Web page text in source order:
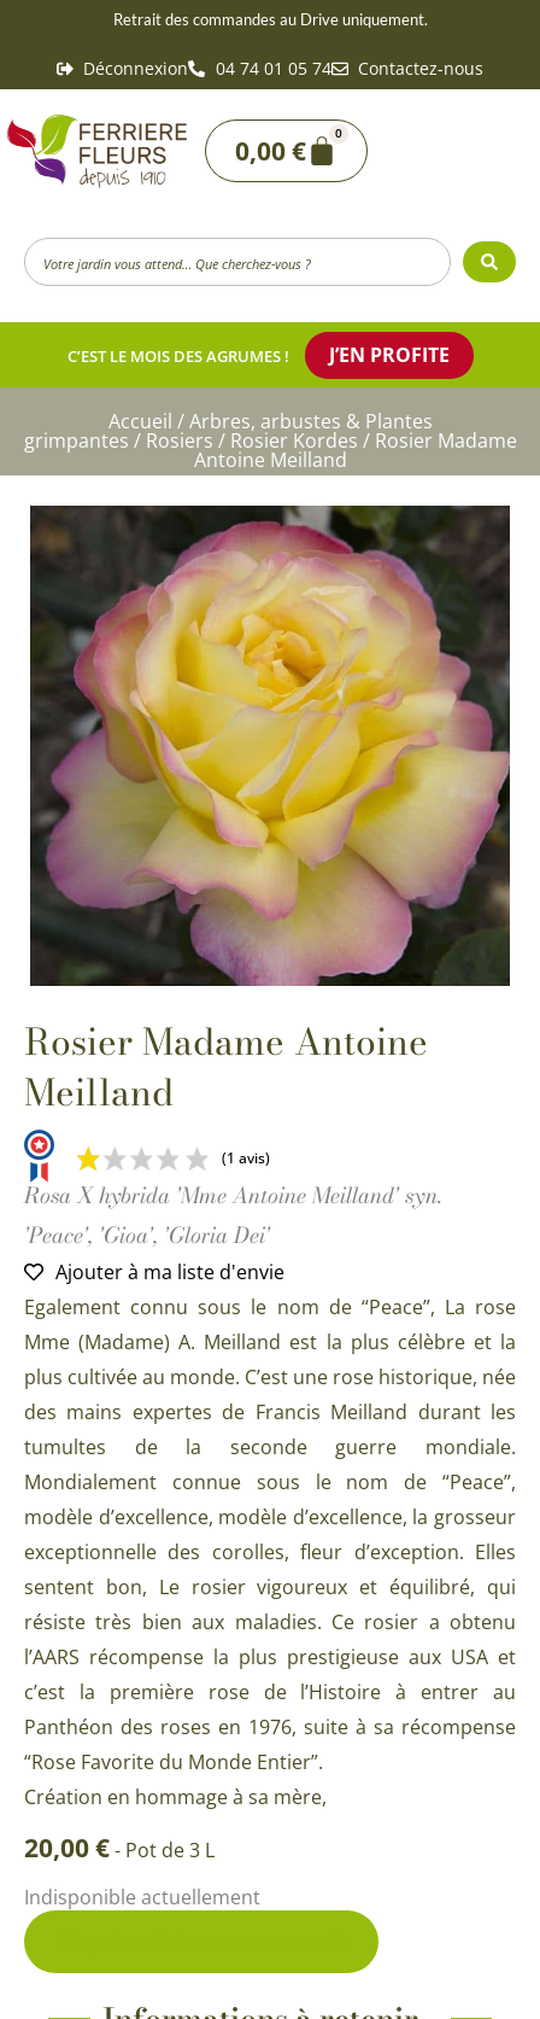
contenu
Retrait des commandes au Drive uniquement.
Déconnexion 04 74 01 05 74 Contactez-nous
0,00€
0
Panier
Search
...
C’EST LE MOIS DES AGRUMES ! J’EN PROFITE
Accueil /Arbres, arbustes & Plantes
grimpantes / Rosiers / Rosier Kordes / Rosier Madame
Antoine Meilland
Rosier Madame Antoine
Meilland
(1 avis)
Rosa X hybrida 'Mme Antoine Meilland' syn.
'Peace', 'Gioa', 'Gloria Dei'
Ajouter à ma liste d'envie
Egalement connu sous le nom de “Peace”, La rose
Mme (Madame) A. Meilland est la plus célèbre et la
plus cultivée au monde. C’est une rose historique, née
des mains expertes de Francis Meilland durant les
tumultes de la seconde guerre mondiale.
Mondialement connue sous le nom de “Peace”,
modèle d’excellence, modèle d’excellence, la grosseur
exceptionnelle des corolles, fleur d’exception. Elles
sentent bon, Le rosier vigoureux et équilibré, qui
résiste très bien aux maladies. Ce rosier a obtenu
l’AARS récompense la plus prestigieuse aux USA et
c’est la première rose de l’Histoire à entrer au
Panthéon des roses en 1976, suite à sa récompense
“Rose Favorite du Monde Entier”.
Création en hommage à sa mère,
20,00€- Pot de 3 L
Indisponible actuellement